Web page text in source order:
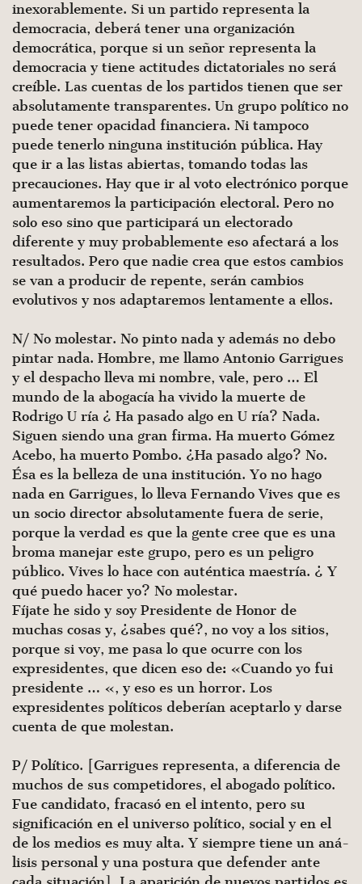
inexorablemente. Si un partido representa la
democracia, deberá tener una organización
democrática, por­que si un señor representa la
democracia y tiene actitudes dic­tatoriales no será
creíble. Las cuentas de los partidos tienen que ser
absolutamente transparentes. Un grupo político no
puede tener opacidad financiera. Ni tampoco
puede tenerlo ninguna institución pública. Hay
que ir a las listas abiertas, tomando todas las
precauciones. Hay que ir al voto electrónico porque
aumentaremos la participación electoral. Pero no
solo eso sino que participará un electorado
diferente y muy probablemente eso afectará a los
resultados. Pero que nadie crea que estos cam­bios
se van a producir de repente, serán cambios
evolutivos y nos adaptaremos lentamente a ellos.
N/ No molestar. No pinto nada y además no debo
pintar nada. Hombre, me llamo Antonio Garrigues
y el despacho lleva mi nombre, vale, pero … El
mundo de la abogacía ha vivido la muerte de
Rodrigo U ría ¿ Ha pasado algo en U ría? Nada.
Siguen siendo una gran firma. Ha muerto Gómez
Acebo, ha muerto Pombo. ¿Ha pasado algo? No.
Ésa es la belleza de una institu­ción. Yo no hago
nada en Garrigues, lo lleva Fernando Vives que es
un socio director absolutamente fuera de serie,
porque la ver­dad es que la gente cree que es una
broma manejar este grupo, pero es un peligro
público. Vives lo hace con auténtica maestría. ¿ Y
qué puedo hacer yo? No molestar.
Fíjate he sido y soy Presidente de Honor de
muchas cosas y, ¿sabes qué?, no voy a los sitios,
porque si voy, me pasa lo que ocurre con los
expresidentes, que dicen eso de: «Cuando yo fui
presidente … «, y eso es un horror. Los
expresidentes políticos deberían aceptarlo y darse
cuenta de que molestan.
P/ Político. [Garrigues representa, a diferencia de
muchos de sus competidores, el abogado político.
Fue candidato, fra­casó en el intento, pero su
significación en el universo político, social y en el
de los medios es muy alta. Y siempre tiene un aná­
lisis personal y una postura que defender ante